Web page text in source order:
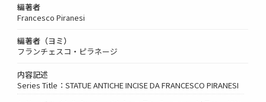
編著者
Francesco Piranesi
編著者（ヨミ）
フランチェスコ・ピラネージ
内容記述
Series Title：STATUE ANTICHE INCISE DA FRANCESCO PIRANESI